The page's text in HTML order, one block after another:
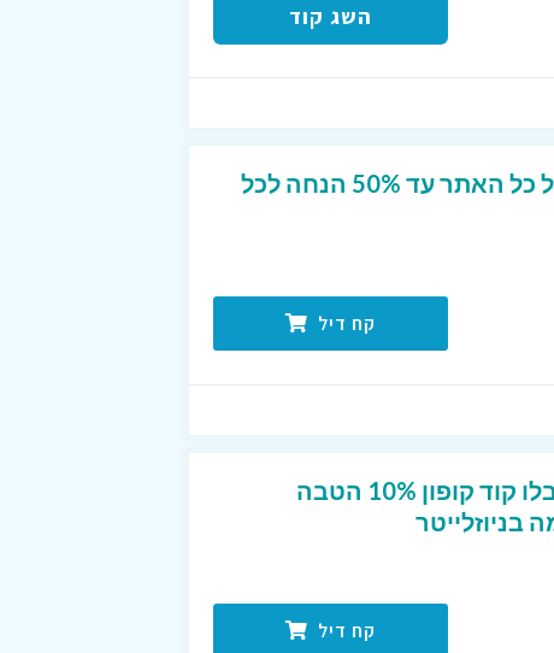
השג קוד
מבצע הנחה מטורף על כל האתר עד 50% הנחה לכל
קח דיל
חדשים בפוט לוקר? קבלו קוד קופון 10% הטבה
קח דיל